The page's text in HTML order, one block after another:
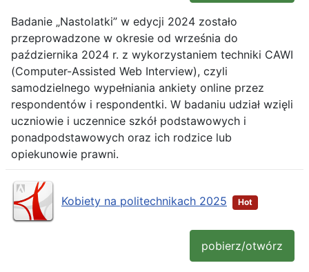
Badanie „Nastolatki” w edycji 2024 zostało
przeprowadzone w okresie od września do
października 2024 r. z wykorzystaniem techniki CAWI
(Computer-Assisted Web Interview), czyli
samodzielnego wypełniania ankiety online przez
respondentów i respondentki. W badaniu udział wzięli
uczniowie i uczennice szkół podstawowych i
ponadpodstawowych oraz ich rodzice lub
opiekunowie prawni.
Kobiety na politechnikach 2025 Hot
pobierz/otwórz